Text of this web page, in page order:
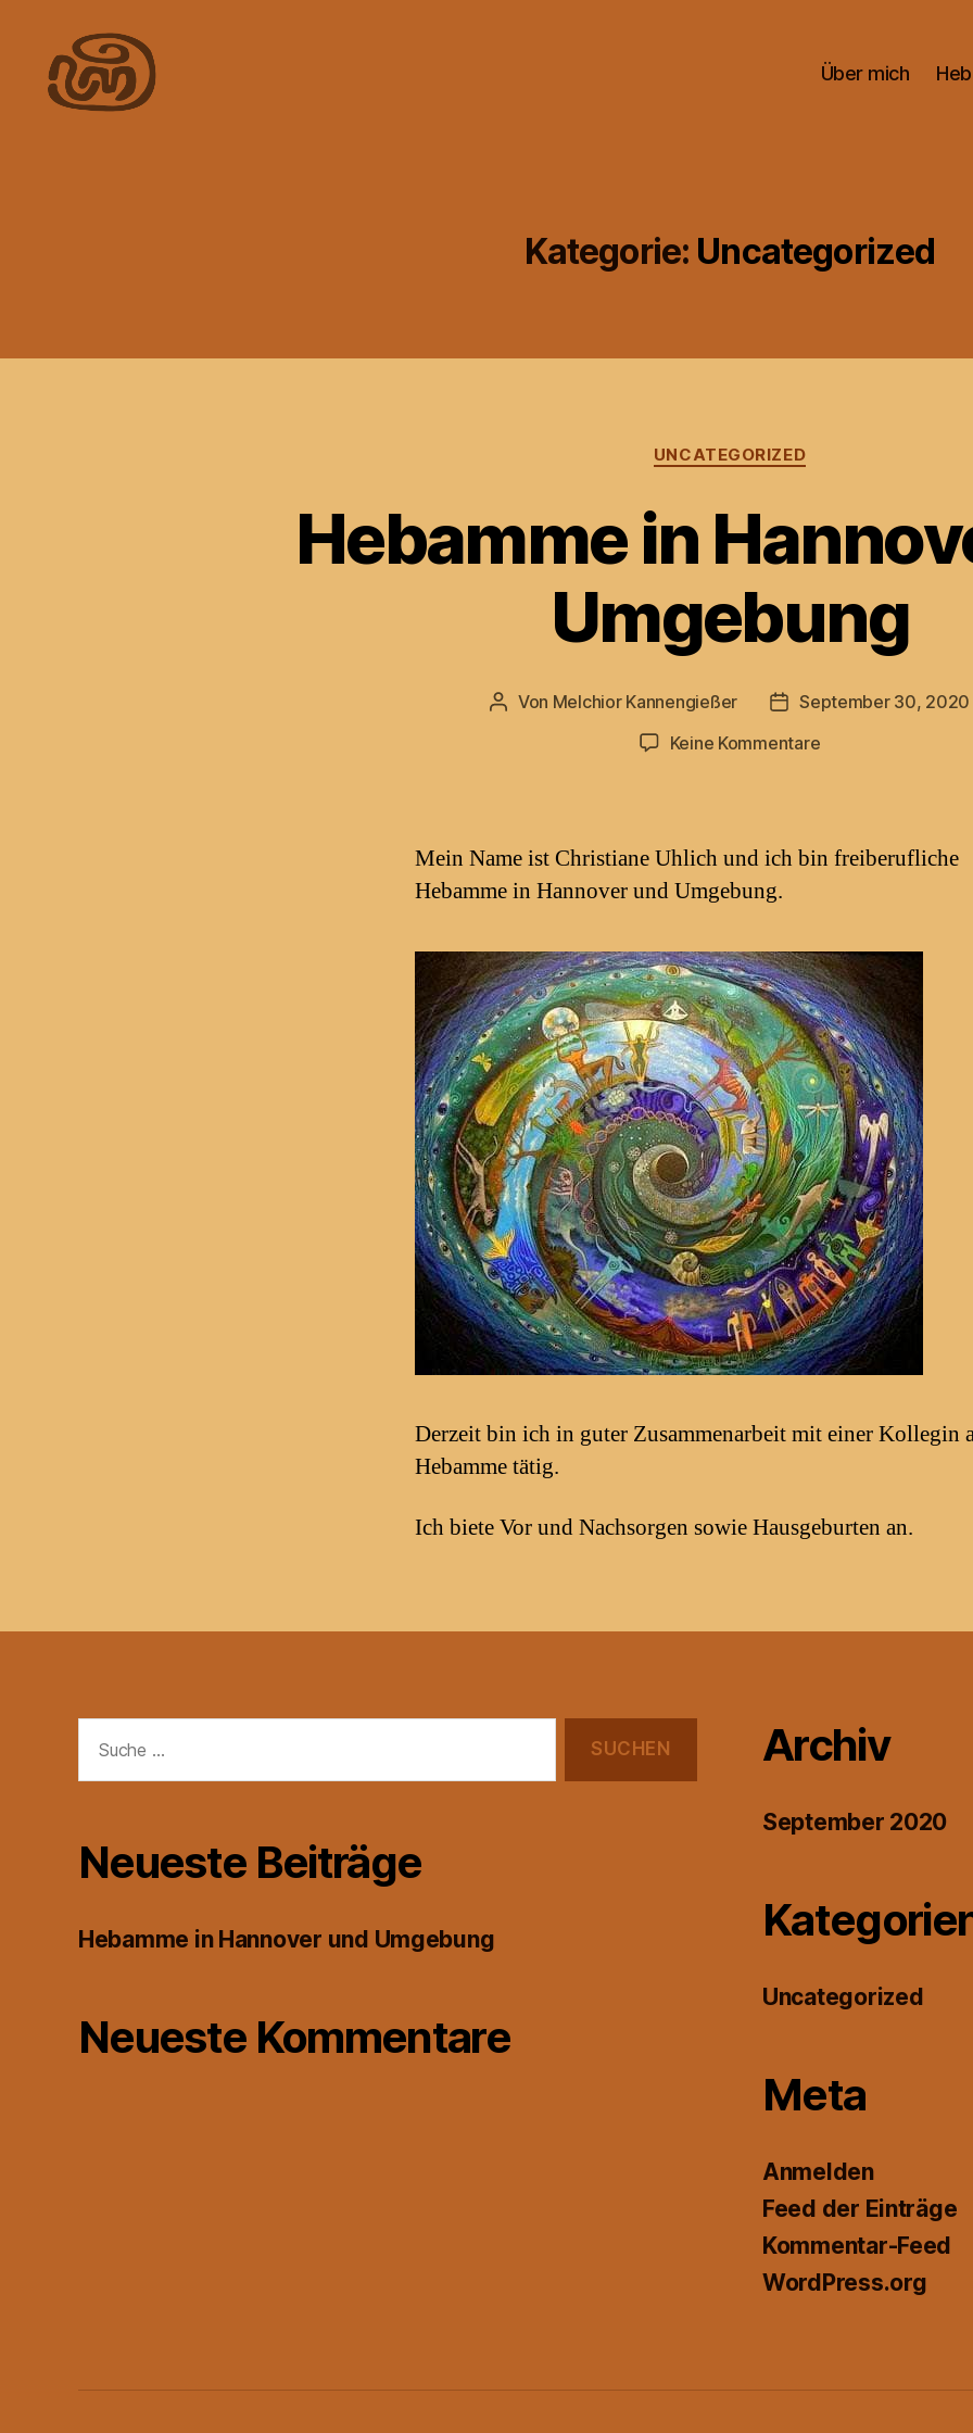
Über mich
Kategorie: Uncategorized
Kategorien
UNCATEGORIZED
Hebamme in
Umgebung
Beitragsautor
Von Melchior Kannengießer Beitragsdatum
September 30, 2020
Keine Kommentarezu
und
Umgebung
Mein Name ist Christiane Uhlich und ich bin freiberufliche
Hebamme in Hannover und Umgebung.
Derzeit bin ich in guter Zusammenarbeit mit einer Kollegin
Hebamme tätig.
Ich biete Vor und Nachsorgen sowie Hausgeburten an.
nach:
Neueste Beiträge
Hebamme in Hannover und Umgebung
Neueste Kommentare
Archiv
September 2020
Uncategorized
Meta
Anmelden
Feed der Einträge
Kommentar-Feed
WordPress.org